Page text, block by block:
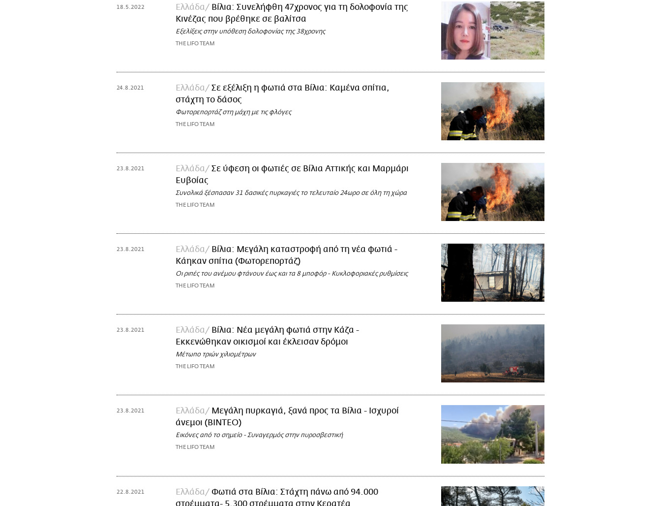
18.5.2022 Ελλάδα
Βίλια: Συνελήφθη 47χρονος για τη δολοφονία της
Κινέζας που βρέθηκε σε βαλίτσα
Εξελίξεις στην υπόθεση δολοφονίας της 38χρονης
THE LIFO TEAM
24.8.2021 Ελλάδα
Σε εξέλιξη η φωτιά στα Βίλια: Καμένα σπίτια,
στάχτη το δάσος
Φωτορεπορτάζ στη μάχη με τις φλόγες
THE LIFO TEAM
23.8.2021 Ελλάδα
Σε ύφεση οι φωτιές σε Βίλια Αττικής και Μαρμάρι
Ευβοίας
Συνολικά ξέσπασαν 31 δασικές πυρκαγιές το τελευταίο 24ωρο σε όλη τη χώρα
THE LIFO TEAM
23.8.2021 Ελλάδα
Βίλια: Μεγάλη καταστροφή από τη νέα φωτιά -
Κάηκαν σπίτια (Φωτορεπορτάζ)
Οι ριπές του ανέμου φτάνουν έως και τα 8 μποφόρ - Κυκλοφοριακές ρυθμίσεις
THE LIFO TEAM
23.8.2021 Ελλάδα
Βίλια: Νέα μεγάλη φωτιά στην Κάζα -
Εκκενώθηκαν οικισμοί και έκλεισαν δρόμοι
Μέτωπο τριών χιλιομέτρων
THE LIFO TEAM
23.8.2021 Ελλάδα
Μεγάλη πυρκαγιά, ξανά προς τα Βίλια - Ισχυροί
άνεμοι (ΒΙΝΤΕΟ)
Εικόνες από το σημείο - Συναγερμός στην πυροσβεστική
THE LIFO TEAM
22.8.2021 Ελλάδα
Φωτιά στα Βίλια: Στάχτη πάνω από 94.000
στρέμματα- 5.300 στρέμματα στην Κερατέα